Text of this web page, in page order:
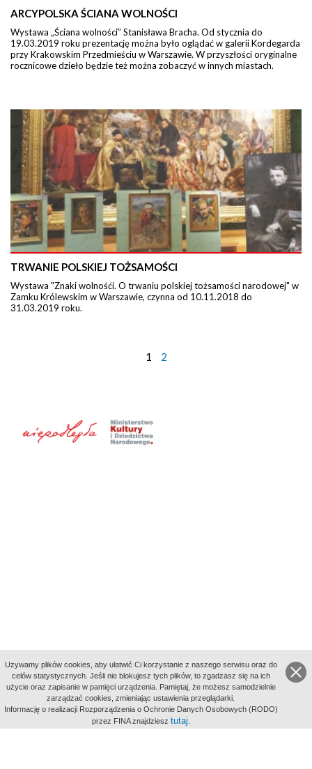
ARCYPOLSKA ŚCIANA WOLNOŚCI
Wystawa „Ściana wolności” Stanisława Bracha. Od stycznia do
19.03.2019 roku prezentację można było oglądać w galerii Kordegarda
przy Krakowskim Przedmieściu w Warszawie. W przyszłości oryginalne
rocznicowe dzieło będzie też można zobaczyć w innych miastach.
TRWANIE POLSKIEJ TOŻSAMOŚCI
Wystawa "Znaki wolnośći. O trwaniu polskiej tożsamości narodowej" w
Zamku Królewskim w Warszawie, czynna od 10.11.2018 do
31.03.2019 roku.
1 2
aktywności
Uzywamy plików cookies, aby ułatwić Ci korzystanie z naszego serwisu oraz do
celów statystycznych. Jeśli nie blokujesz tych plików, to zgadzasz się na ich
użycie oraz zapisanie w pamięci urządzenia. Pamiętaj, że możesz samodzielnie
zarządzać cookies, zmieniając ustawienia przeglądarki.
Informację o realizacji Rozporządzenia o Ochronie Danych Osobowych (RODO)
przez FINA znajdziesz tutaj